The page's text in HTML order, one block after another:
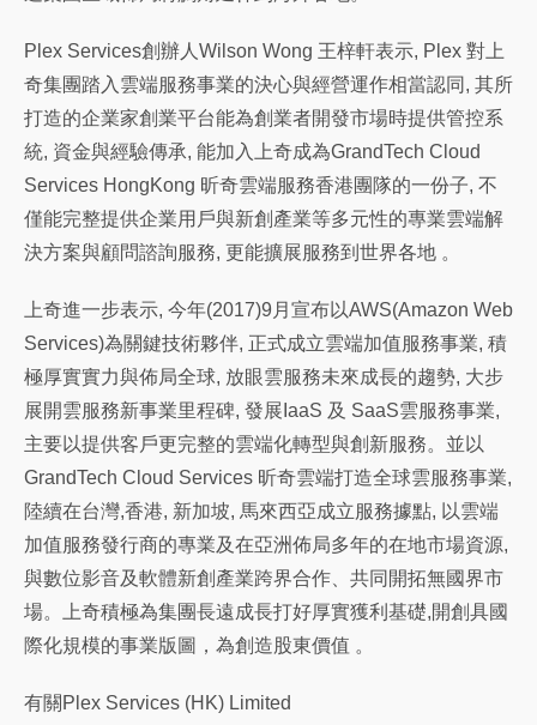
Plex Services創辦人Wilson Wong 王梓軒表示, Plex 對上
奇集團踏入雲端服務事業的決心與經營運作相當認同, 其所
打造的企業家創業平台能為創業者開發市場時提供管控系
統, 資金與經驗傳承, 能加入上奇成為GrandTech Cloud
Services HongKong 昕奇雲端服務香港團隊的一份子, 不
僅能完整提供企業用戶與新創產業等多元性的專業雲端解
決方案與顧問諮詢服務, 更能擴展服務到世界各地 。
上奇進一步表示, 今年(2017)9月宣布以AWS(Amazon Web
Services)為關鍵技術夥伴, 正式成立雲端加值服務事業, 積
極厚實實力與佈局全球, 放眼雲服務未來成長的趨勢, 大步
展開雲服務新事業里程碑, 發展IaaS 及 SaaS雲服務事業,
主要以提供客戶更完整的雲端化轉型與創新服務。並以
GrandTech Cloud Services 昕奇雲端打造全球雲服務事業,
陸續在台灣,香港, 新加坡, 馬來西亞成立服務據點, 以雲端
加值服務發行商的專業及在亞洲佈局多年的在地市場資源,
與數位影音及軟體新創產業跨界合作、共同開拓無國界市
場。上奇積極為集團長遠成長打好厚實獲利基礎,開創具國
際化規模的事業版圖，為創造股東價值 。
有關Plex Services (HK) Limited